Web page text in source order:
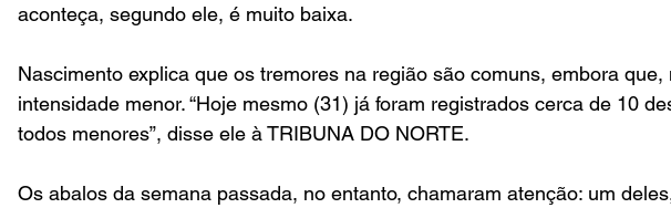
aconteça, segundo ele, é muito baixa.
Nascimento explica que os tremores na região são comuns, embora que,
intensidade menor. “Hoje mesmo (31) já foram registrados cerca de 10
todos menores”, disse ele à TRIBUNA DO NORTE.
Os abalos da semana passada, no entanto, chamaram atenção: um